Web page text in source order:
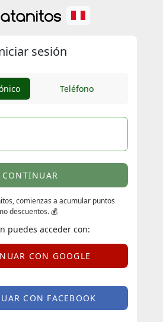
sesión
Teléfono
CONTINUAR
comienzas a acumular puntos
descuentos. 💰
puedes acceder con:
CON GOOGLE
CON FACEBOOK